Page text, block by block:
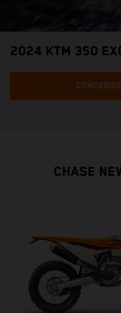
2024 KTM 350
CHASE